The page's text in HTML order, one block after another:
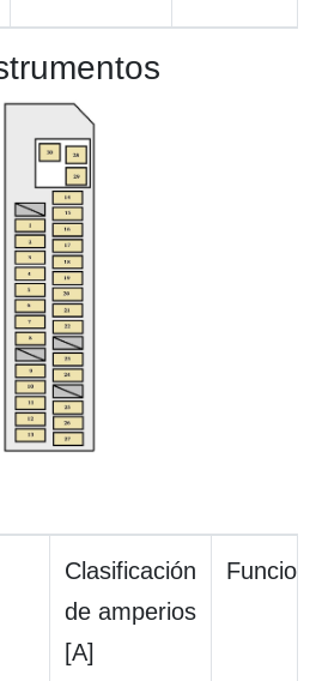
Clasificación
de amperios
[A]